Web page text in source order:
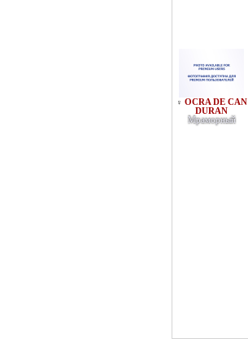
♀ OCRA DE CAN
DURAN
Мраморный